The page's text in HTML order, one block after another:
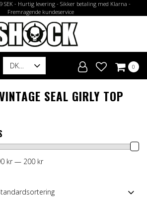
SEK - Hurtig levering - Sikker betaling med Klarna -
Fremragende kundeservice
DK 0
SEAL GIRLY TOP
kr— 200 kr